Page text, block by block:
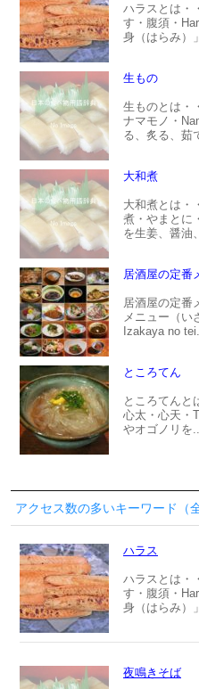
ハラスとは・
す・腹須・
身（はらみ）
生もの
生ものとは・
ナマモノ・
る、炙る、茹
大和煮
大和煮とは・
煮・やまとに
を生姜、醤油
居酒屋の定番
居酒屋の定番
メニュー（い
Izakaya no
ところてん
ところてんと
心太・心天・
やオゴノリを...
アクセス数の多いキーワード（
ハラス
ハラスとは・
す・腹須・
身（はらみ）
夜鳴きそば